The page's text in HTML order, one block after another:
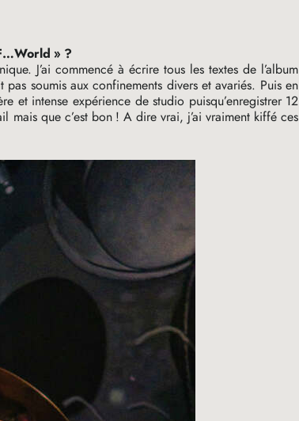
» ?
J’ai commencé à écrire tous les textes de l’album
soumis aux confinements divers et avariés. Puis en
et intense expérience de studio puisqu’enregistrer 12
mais que c’est bon ! A dire vrai, j’ai vraiment kiffé ces